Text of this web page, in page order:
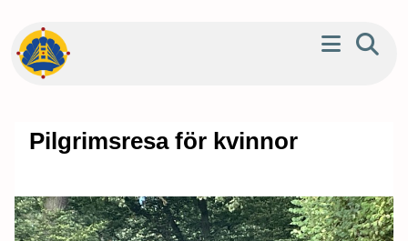
Pilgrimsresa för kvinnor